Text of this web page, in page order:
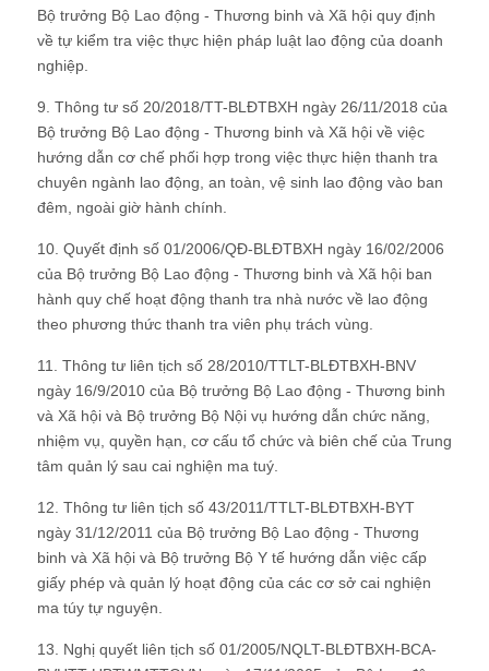
Bộ trưởng Bộ Lao động - Thương binh và Xã hội quy định
về tự kiểm tra việc thực hiện pháp luật lao động của doanh
nghiệp.
9. Thông tư số 20/2018/TT-BLĐTBXH ngày 26/11/2018 của
Bộ trưởng Bộ Lao động - Thương binh và Xã hội về việc
hướng dẫn cơ chế phối hợp trong việc thực hiện thanh tra
chuyên ngành lao động, an toàn, vệ sinh lao động vào ban
đêm, ngoài giờ hành chính.
10. Quyết định số 01/2006/QĐ-BLĐTBXH ngày 16/02/2006
của Bộ trưởng Bộ Lao động - Thương binh và Xã hội ban
hành quy chế hoạt động thanh tra nhà nước về lao động
theo phương thức thanh tra viên phụ trách vùng.
11. Thông tư liên tịch số 28/2010/TTLT-BLĐTBXH-BNV
ngày 16/9/2010 của Bộ trưởng Bộ Lao động - Thương binh
và Xã hội và Bộ trưởng Bộ Nội vụ hướng dẫn chức năng,
nhiệm vụ, quyền hạn, cơ cấu tổ chức và biên chế của Trung
tâm quản lý sau cai nghiện ma tuý.
12. Thông tư liên tịch số 43/2011/TTLT-BLĐTBXH-BYT
ngày 31/12/2011 của Bộ trưởng Bộ Lao động - Thương
binh và Xã hội và Bộ trưởng Bộ Y tế hướng dẫn việc cấp
giấy phép và quản lý hoạt động của các cơ sở cai nghiện
ma túy tự nguyện.
13. Nghị quyết liên tịch số 01/2005/NQLT-BLĐTBXH-BCA-